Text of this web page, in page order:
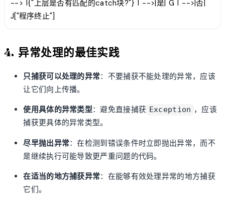
--> I{"上层是否有匹配的catch块?"} I -->|是| G I -->|否|
J["程序终止"]
4. 异常处理的最佳实践
只捕获可以处理的异常：不要捕获不能处理的异常，应该
让它们向上传播。
使用具体的异常类型：避免直接捕获 Exception ，应该
捕获更具体的异常类型。
尽早抛出异常：在检测到错误条件时立即抛出异常，而不
是继续执行可能导致更严重问题的代码。
在适当的地方捕获异常：在能够有效处理异常的地方捕获
它们。